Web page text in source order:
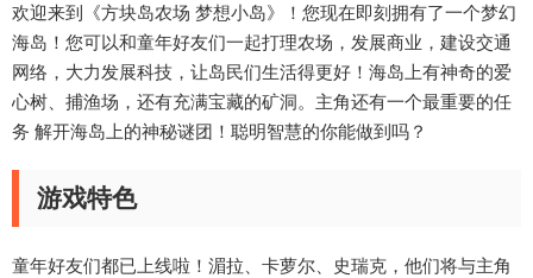
欢迎来到《方块岛农场 梦想小岛》！您现在即刻拥有了一个梦幻
海岛！您可以和童年好友们一起打理农场，发展商业，建设交通
网络，大力发展科技，让岛民们生活得更好！海岛上有神奇的爱
心树、捕渔场，还有充满宝藏的矿洞。主角还有一个最重要的任
务 解开海岛上的神秘谜团！聪明智慧的你能做到吗？
游戏特色
童年好友们都已上线啦！湄拉、卡萝尔、史瑞克，他们将与主角